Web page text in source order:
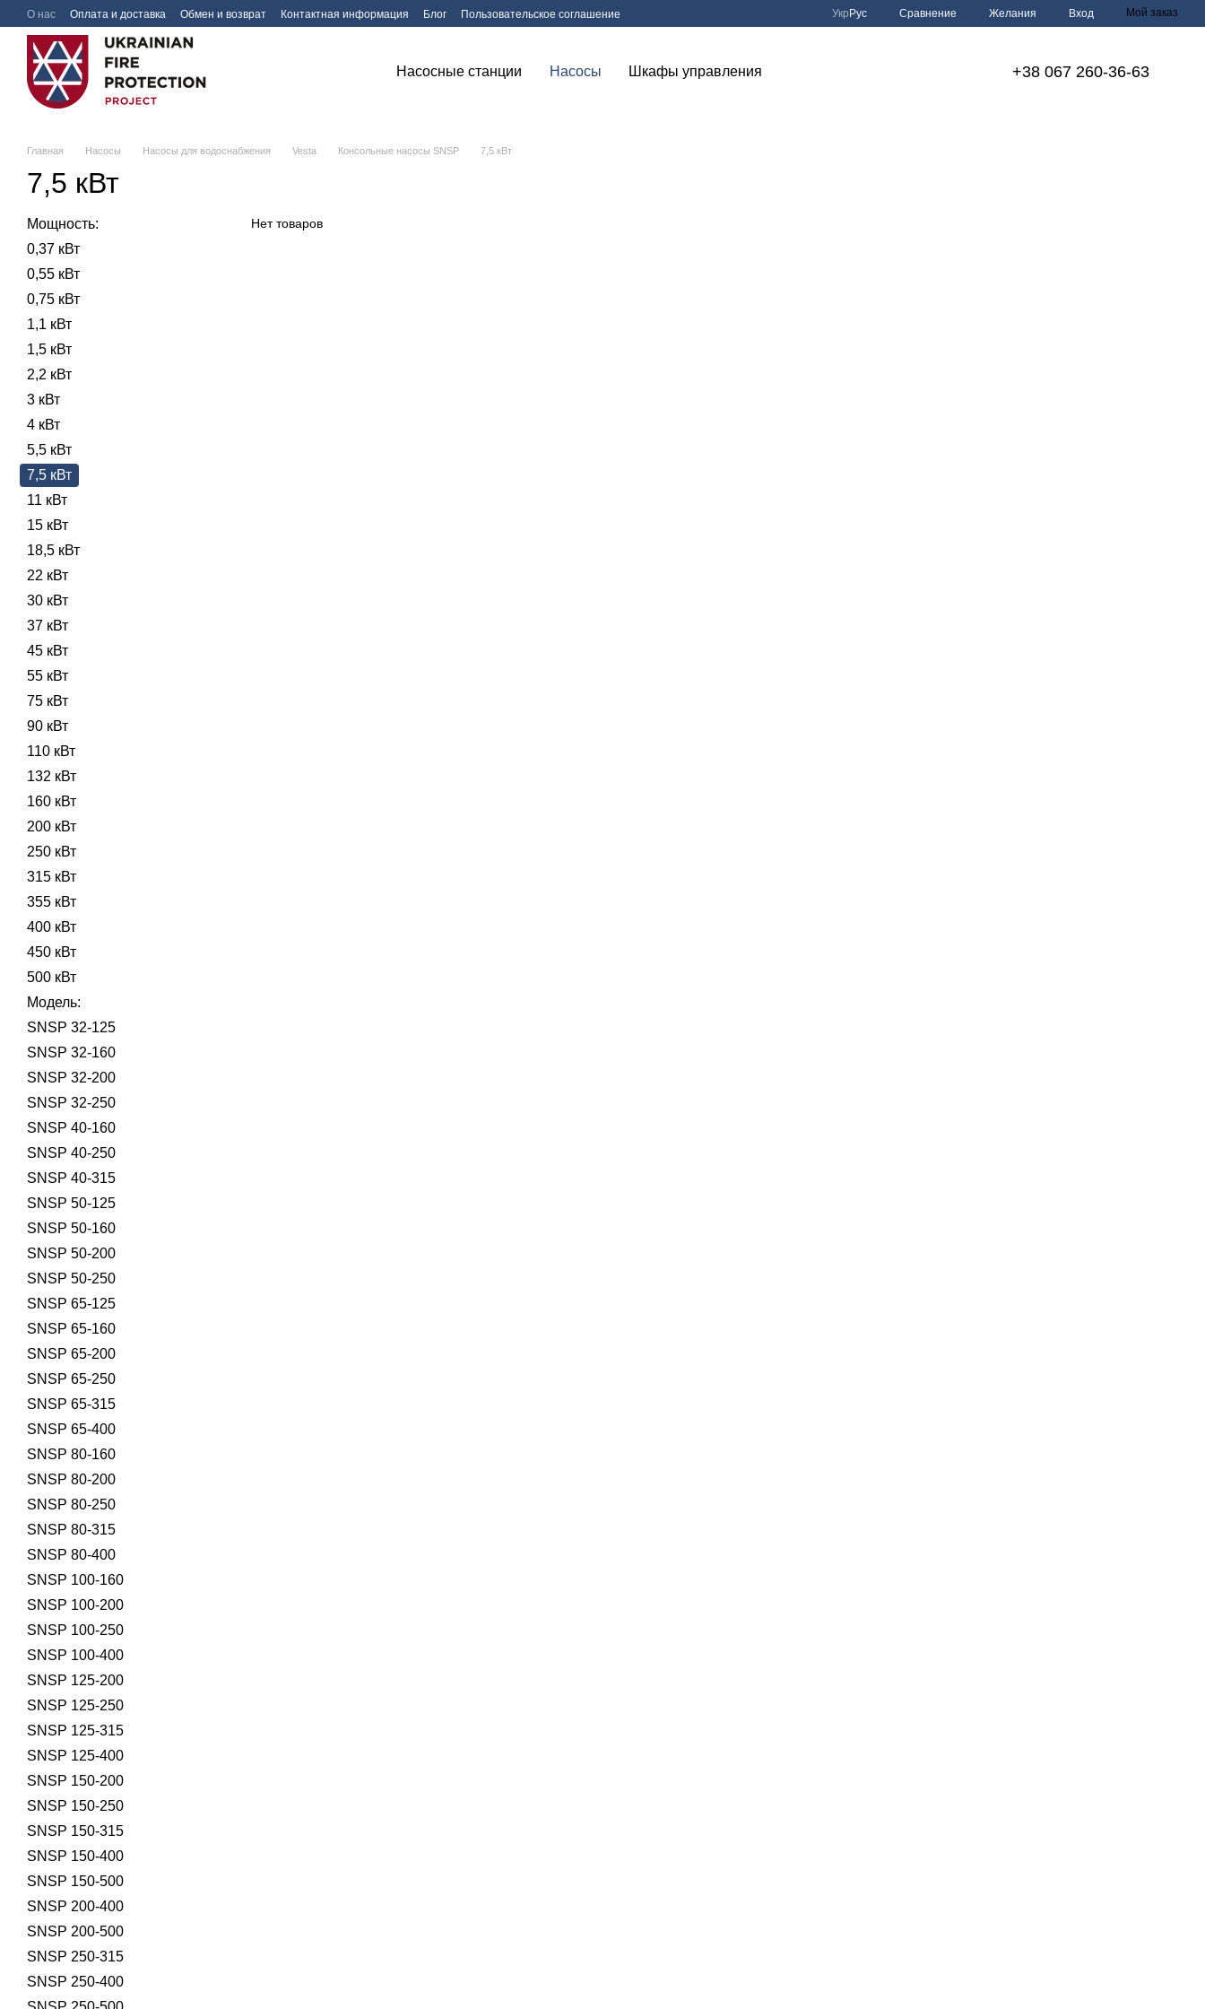
Перейти к основному контенту
О нас Оплата и доставка Обмен и возврат Контактная информация Блог Пользовательское соглашение Укр Рус Сравнение Желания Вход Мой заказ
Насосные станции Насосы Шкафы управления +38 067 260-36-63
Главная Насосы Насосы для водоснабжения Vesta Консольные насосы SNSP 7,5 кВт
7,5 кВт
Нет товаров
Мощность:
0,37 кВт
0,55 кВт
0,75 кВт
1,1 кВт
1,5 кВт
2,2 кВт
3 кВт
4 кВт
5,5 кВт
7,5 кВт
11 кВт
15 кВт
18,5 кВт
22 кВт
30 кВт
37 кВт
45 кВт
55 кВт
75 кВт
90 кВт
110 кВт
132 кВт
160 кВт
200 кВт
250 кВт
315 кВт
355 кВт
400 кВт
450 кВт
500 кВт
Модель:
SNSP 32-125
SNSP 32-160
SNSP 32-200
SNSP 32-250
SNSP 40-160
SNSP 40-250
SNSP 40-315
SNSP 50-125
SNSP 50-160
SNSP 50-200
SNSP 50-250
SNSP 65-125
SNSP 65-160
SNSP 65-200
SNSP 65-250
SNSP 65-315
SNSP 65-400
SNSP 80-160
SNSP 80-200
SNSP 80-250
SNSP 80-315
SNSP 80-400
SNSP 100-160
SNSP 100-200
SNSP 100-250
SNSP 100-400
SNSP 125-200
SNSP 125-250
SNSP 125-315
SNSP 125-400
SNSP 150-200
SNSP 150-250
SNSP 150-315
SNSP 150-400
SNSP 150-500
SNSP 200-400
SNSP 200-500
SNSP 250-315
SNSP 250-400